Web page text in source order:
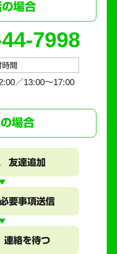
場合
7998
間
／13:00〜17:00
の場合
友達追加
必要事項送信
連絡を待つ